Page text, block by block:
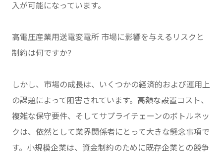
入が可能になっています。
高電圧産業用送電変電所 市場に影響を与えるリスクと
制約は何ですか?
しかし、市場の成長は、いくつかの経済的および運用上
の課題によって阻害されています。高額な設置コスト、
複雑な保守要件、そしてサプライチェーンのボトルネッ
クは、依然として業界関係者にとって大きな懸念事項で
す。小規模企業は、資金制約のために既存企業との競争